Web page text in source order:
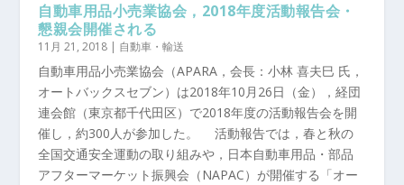
自動車用品小売業協会，2018年度活動報告会・
懇親会開催される
11月 21, 2018 | 自動車・輸送
自動車用品小売業協会（APARA，会長：小林 喜夫巳 氏，
オートバックスセブン）は2018年10月26日（金），経団
連会館（東京都千代田区）で2018年度の活動報告会を開
催し，約300人が参加した。 活動報告では，春と秋の
全国交通安全運動の取り組みや，日本自動車用品・部品
アフターマーケット振興会（NAPAC）が開催する「オー